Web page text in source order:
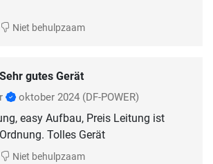
Niet behulpzaam
Sehr gutes Gerät
oktober 2024 (DF-POWER)
easy Aufbau, Preis Leitung ist
Tolles Gerät
Niet behulpzaam